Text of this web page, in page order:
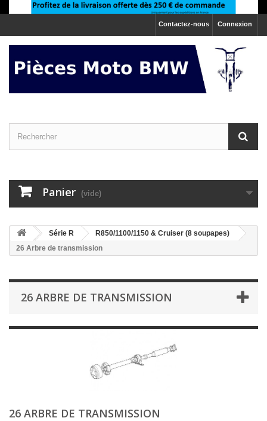
Connexion
Contactez-nous
Panier (vide)
>Série R >R850/1100/1150 & Cruiser (8 soupapes)
26 Arbre de transmission
26 ARBRE DE TRANSMISSION
26 ARBRE DE TRANSMISSION